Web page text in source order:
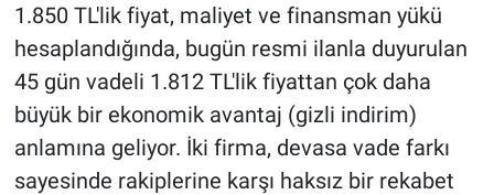
1.850 TL'lik fiyat, maliyet ve finansman yükü
hesaplandığında, bugün resmi ilanla duyurulan
45 gün vadeli 1.812 TL'lik fiyattan çok daha
büyük bir ekonomik avantaj (gizli indirim)
anlamına geliyor. İki firma, devasa vade farkı
sayesinde rakiplerine karşı haksız bir rekabet